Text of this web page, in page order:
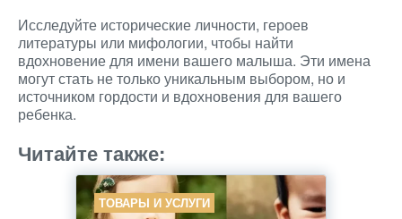
Исследуйте исторические личности, героев
литературы или мифологии, чтобы найти
вдохновение для имени вашего малыша. Эти имена
могут стать не только уникальным выбором, но и
источником гордости и вдохновения для вашего
ребенка.
Читайте также:
ТОВАРЫ И УСЛУГИ